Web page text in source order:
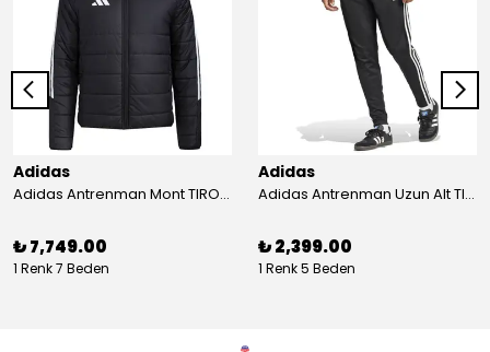
Adidas
Adidas Antrenman Mont TIRO24 WINT JKT IJ7388
₺ 7,749.00
1 Renk 7 Beden
Adidas
Adidas Antrenman Uzun Alt TIRO ES PNT JD0442
₺ 2,399.00
1 Renk 5 Beden